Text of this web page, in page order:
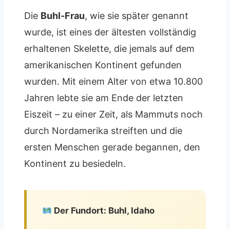
Die Buhl-Frau, wie sie später genannt
wurde, ist eines der ältesten vollständig
erhaltenen Skelette, die jemals auf dem
amerikanischen Kontinent gefunden
wurden. Mit einem Alter von etwa 10.800
Jahren lebte sie am Ende der letzten
Eiszeit – zu einer Zeit, als Mammuts noch
durch Nordamerika streiften und die
ersten Menschen gerade begannen, den
Kontinent zu besiedeln.
Der Fundort: Buhl, Idaho